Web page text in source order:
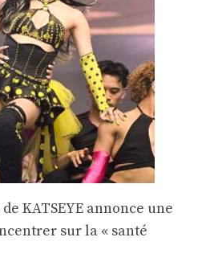
KATSEYE annonce une
sur la « santé